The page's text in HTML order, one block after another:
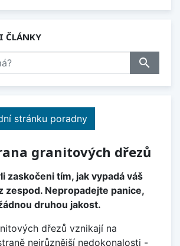
ČLÁNKY
search
stránku poradny
granitových dřezů
zaskočeni tím, jak vypadá váš
zespod. Nepropadejte panice,
druhou jakost.
dřezů vznikají na
nejrůznější nedokonalosti -